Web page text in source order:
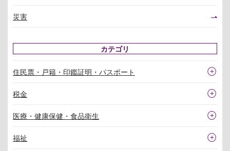
災害
カテゴリ
住民票・戸籍・印鑑証明・パスポート
税金
医療・健康保健・食品衛生
福祉